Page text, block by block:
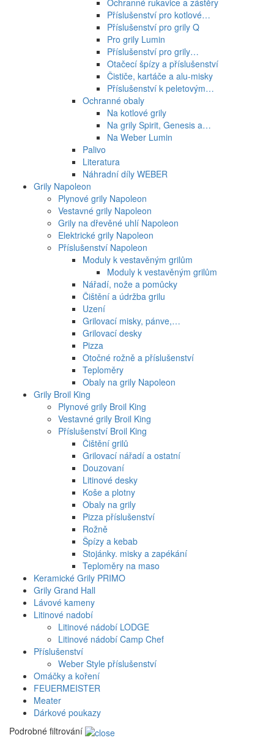
Ochranné rukavice a zástěry
Příslušenství pro kotlové…
Příslušenství pro grily Q
Pro grily Lumin
Příslušenství pro grily…
Otačecí špízy a příslušenství
Čističe, kartáče a alu-misky
Příslušenství k peletovým…
Ochranné obaly
Na kotlové grily
Na grily Spirit, Genesis a…
Na Weber Lumin
Palivo
Literatura
Náhradní díly WEBER
Grily Napoleon
Plynové grily Napoleon
Vestavné grily Napoleon
Grily na dřevěné uhlí Napoleon
Elektrické grily Napoleon
Příslušenství Napoleon
Moduly k vestavěným grilům
Moduly k vestavěným grilům
Nářadí, nože a pomůcky
Čištění a údržba grilu
Uzení
Grilovací misky, pánve,…
Grilovací desky
Pizza
Otočné rožně a příslušenství
Teploměry
Obaly na grily Napoleon
Grily Broil King
Plynové grily Broil King
Vestavné grily Broil King
Příslušenství Broil King
Čištění grilů
Grilovací nářadí a ostatní
Douzovaní
Litinové desky
Koše a plotny
Obaly na grily
Pizza příslušenství
Rožně
Špízy a kebab
Stojánky. misky a zapékání
Teploměry na maso
Keramické Grily PRIMO
Grily Grand Hall
Lávové kameny
Litinové nadobí
Litinové nádobí LODGE
Litinové nádobí Camp Chef
Příslušenství
Weber Style příslušenství
Omáčky a koření
FEUERMEISTER
Meater
Dárkové poukazy
Podrobné filtrování